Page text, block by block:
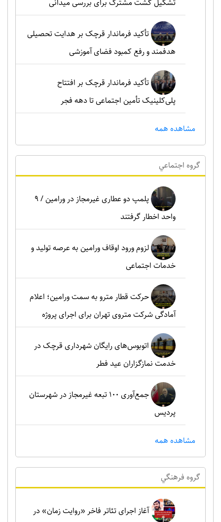
تشکیل گشت مشترک برای بررسی میدانی
تأکید فرماندار قرچک بر هدایت تحصیلی
هدفمند و رفع کمبود فضای آموزشی
تأکید فرماندار قرچک بر افتتاح
پلی‌کلینیک تأمین اجتماعی تا دهه فجر
مشاهده همه
گروه اجتماعي
پلمپ دو عطاری غیرمجاز در ورامین / ۹
واحد اخطار گرفتند
لزوم ورود اوقاف ورامین به عرصه تولید و
خدمات اجتماعی
حرکت قطار مترو به سمت ورامین؛ اعلام
آمادگی شرکت متروی تهران برای اجرای پروژه
اتوبوس‌های رایگان شهرداری قرچک در
خدمت نمازگزاران عید فطر
جمع‌آوری ۱۰۰ تبعه غیرمجاز در شهرستان
پردیس
مشاهده همه
گروه فرهنگي
آغاز اجرای تئاتر فاخر «روایت زمان» در